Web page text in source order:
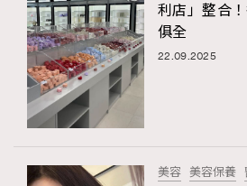
Hommes
AFrenchMind
利店」整合
俱全
22.09.2025
美容 美容保養